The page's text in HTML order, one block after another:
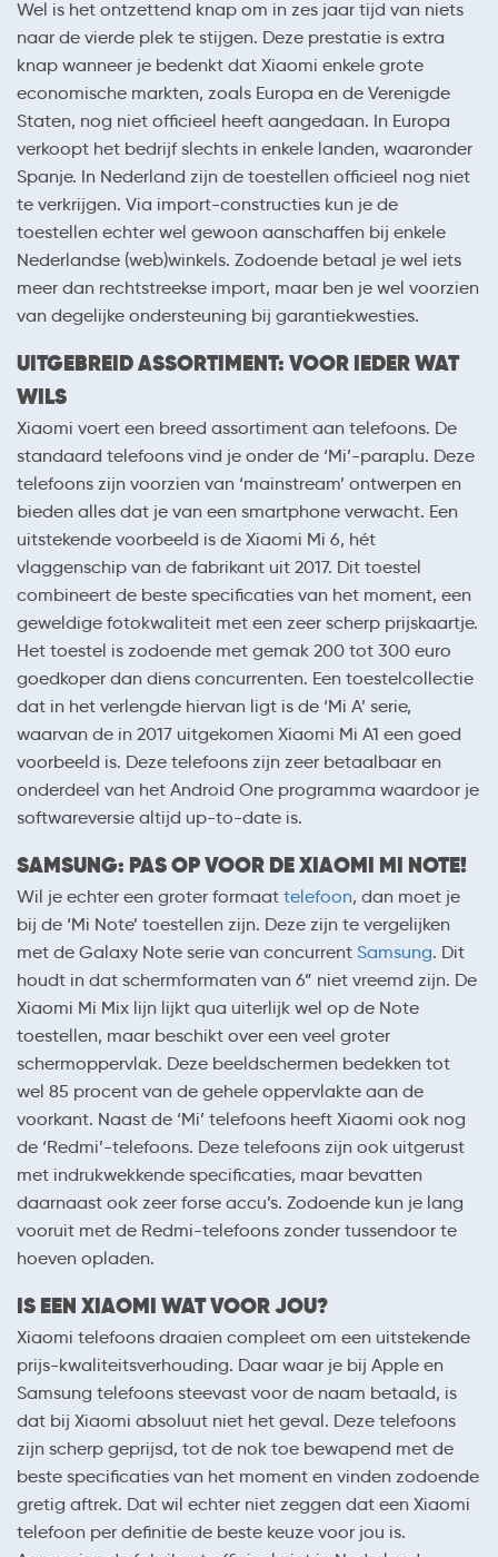
Wel is het ontzettend knap om in zes jaar tijd van niets
naar de vierde plek te stijgen. Deze prestatie is extra
knap wanneer je bedenkt dat Xiaomi enkele grote
economische markten, zoals Europa en de Verenigde
Staten, nog niet officieel heeft aangedaan. In Europa
verkoopt het bedrijf slechts in enkele landen, waaronder
Spanje. In Nederland zijn de toestellen officieel nog niet
te verkrijgen. Via import-constructies kun je de
toestellen echter wel gewoon aanschaffen bij enkele
Nederlandse (web)winkels. Zodoende betaal je wel iets
meer dan rechtstreekse import, maar ben je wel voorzien
van degelijke ondersteuning bij garantiekwesties.
UITGEBREID ASSORTIMENT: VOOR IEDER WAT
WILS
Xiaomi voert een breed assortiment aan telefoons. De
standaard telefoons vind je onder de ‘Mi’-paraplu. Deze
telefoons zijn voorzien van ‘mainstream’ ontwerpen en
bieden alles dat je van een smartphone verwacht. Een
uitstekende voorbeeld is de Xiaomi Mi 6, hét
vlaggenschip van de fabrikant uit 2017. Dit toestel
combineert de beste specificaties van het moment, een
geweldige fotokwaliteit met een zeer scherp prijskaartje.
Het toestel is zodoende met gemak 200 tot 300 euro
goedkoper dan diens concurrenten. Een toestelcollectie
dat in het verlengde hiervan ligt is de ‘Mi A’ serie,
waarvan de in 2017 uitgekomen Xiaomi Mi A1 een goed
voorbeeld is. Deze telefoons zijn zeer betaalbaar en
onderdeel van het Android One programma waardoor je
softwareversie altijd up-to-date is.
SAMSUNG: PAS OP VOOR DE XIAOMI MI NOTE!
Wil je echter een groter formaat telefoon, dan moet je
bij de ‘Mi Note’ toestellen zijn. Deze zijn te vergelijken
met de Galaxy Note serie van concurrent Samsung. Dit
houdt in dat schermformaten van 6” niet vreemd zijn. De
Xiaomi Mi Mix lijn lijkt qua uiterlijk wel op de Note
toestellen, maar beschikt over een veel groter
schermoppervlak. Deze beeldschermen bedekken tot
wel 85 procent van de gehele oppervlakte aan de
voorkant. Naast de ‘Mi’ telefoons heeft Xiaomi ook nog
de ‘Redmi’-telefoons. Deze telefoons zijn ook uitgerust
met indrukwekkende specificaties, maar bevatten
daarnaast ook zeer forse accu’s. Zodoende kun je lang
vooruit met de Redmi-telefoons zonder tussendoor te
hoeven opladen.
IS EEN XIAOMI WAT VOOR JOU?
Xiaomi telefoons draaien compleet om een uitstekende
prijs-kwaliteitsverhouding. Daar waar je bij Apple en
Samsung telefoons steevast voor de naam betaald, is
dat bij Xiaomi absoluut niet het geval. Deze telefoons
zijn scherp geprijsd, tot de nok toe bewapend met de
beste specificaties van het moment en vinden zodoende
gretig aftrek. Dat wil echter niet zeggen dat een Xiaomi
telefoon per definitie de beste keuze voor jou is.